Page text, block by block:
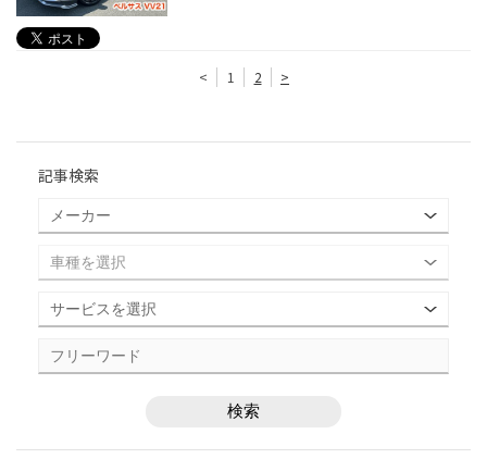
< 1 2 >
記事検索